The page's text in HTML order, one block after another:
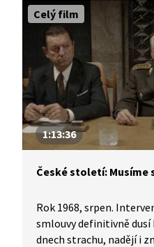
Celý film
1:13:36
České století: Musíme
Rok 1968, srpen.
smlouvy definitivně dusí
dnech strachu, nadějí i